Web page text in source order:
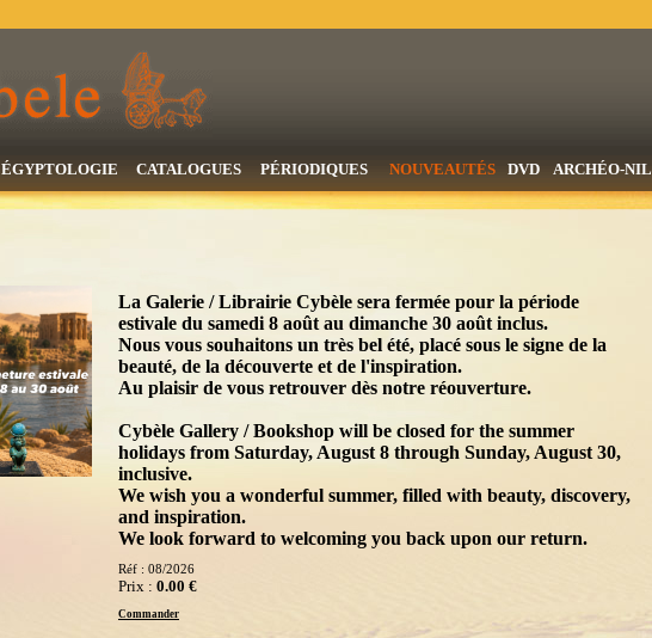
ÉGYPTOLOGIE CATALOGUES PÉRIODIQUES NOUVEAUTÉS DVD ARCHÉO-NIL
La Galerie / Librairie Cybèle sera fermée pour la période
estivale du samedi 8 août au dimanche 30 août inclus.
Nous vous souhaitons un très bel été, placé sous le signe de la
beauté, de la découverte et de l'inspiration.
Au plaisir de vous retrouver dès notre réouverture.
Cybèle Gallery / Bookshop will be closed for the summer
holidays from Saturday, August 8 through Sunday, August 30,
inclusive.
We wish you a wonderful summer, filled with beauty, discovery,
and inspiration.
We look forward to welcoming you back upon our return.
Réf : 08/2026
Prix : 0.00 €
Commander